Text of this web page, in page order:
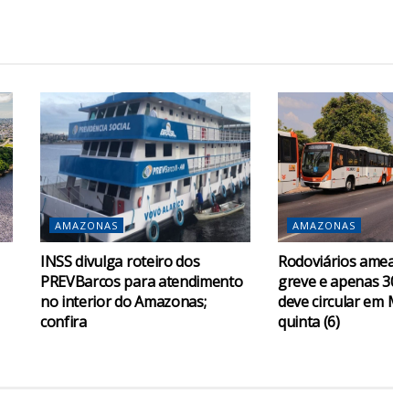
AMAZONAS
INSS divulga roteiro dos
PREVBarcos para atendimento
no interior do Amazonas;
confira
AMAZONAS
Rodoviários
greve e apenas
deve circular em
quinta (6)